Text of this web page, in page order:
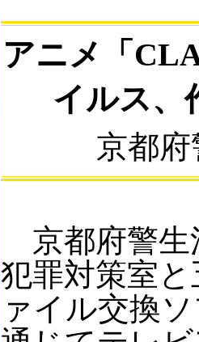
アニメ「
イルス、
京都
京都府警生
犯罪対策室
ァイル交換